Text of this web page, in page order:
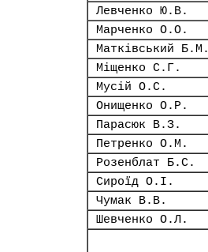
Левченко Ю.В.
Марченко О.О.
Матківський Б.М.
Міщенко С.Г.
Мусій О.С.
Онищенко О.Р.
Парасюк В.З.
Петренко О.М.
Розенблат Б.С.
Сироїд О.І.
Чумак В.В.
Шевченко О.Л.